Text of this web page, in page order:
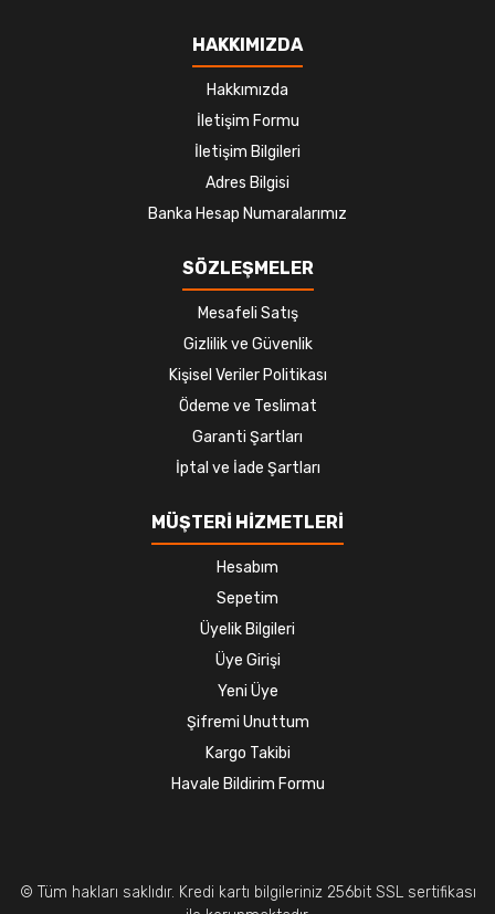
HAKKIMIZDA
Hakkımızda
İletişim Formu
İletişim Bilgileri
Adres Bilgisi
Banka Hesap Numaralarımız
SÖZLEŞMELER
Mesafeli Satış
Gizlilik ve Güvenlik
Kişisel Veriler Politikası
Ödeme ve Teslimat
Garanti Şartları
İptal ve İade Şartları
MÜŞTERİ HİZMETLERİ
Hesabım
Sepetim
Üyelik Bilgileri
Üye Girişi
Yeni Üye
Şifremi Unuttum
Kargo Takibi
Havale Bildirim Formu
© Tüm hakları saklıdır. Kredi kartı bilgileriniz 256bit SSL sertifikası